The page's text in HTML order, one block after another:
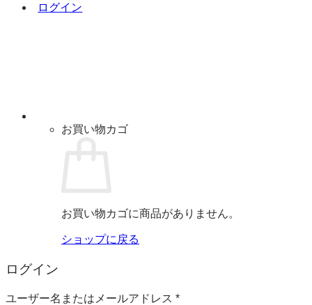
ログイン
お買い物カゴ
お買い物カゴに商品がありません。
ショップに戻る
ログイン
ユーザー名またはメールアドレス *必